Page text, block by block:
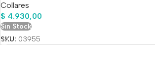
Collares
$ 4.930,00
Sin Stock
SKU: 03955